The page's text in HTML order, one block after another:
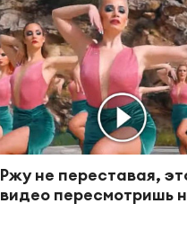
Ржу не переставая,
видео пересмотришь